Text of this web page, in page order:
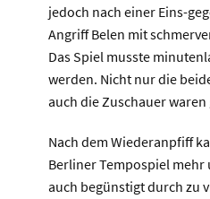
jedoch nach einer Eins-
Angriff Belen mit
Das Spiel musste
werden. Nicht nur die
auch die Zuschauer waren
Nach dem Wiederanpfiff
Berliner Tempospiel mehr
auch begünstigt durch zu